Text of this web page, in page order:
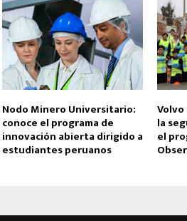
Nodo Minero Universitario:
conoce el programa de
innovación abierta dirigido a
estudiantes peruanos
la
el